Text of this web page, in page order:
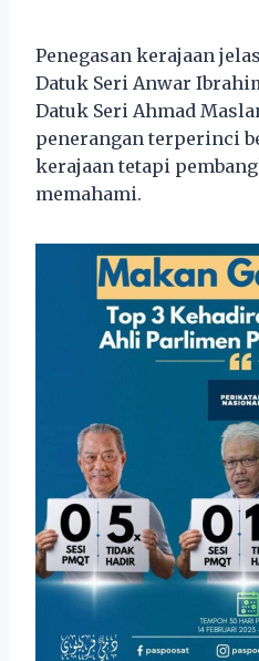
Penegasan kerajaan
Datuk Seri Anwar
Datuk Seri Ahmad
penerangan terperinci
kerajaan tetapi
memahami.